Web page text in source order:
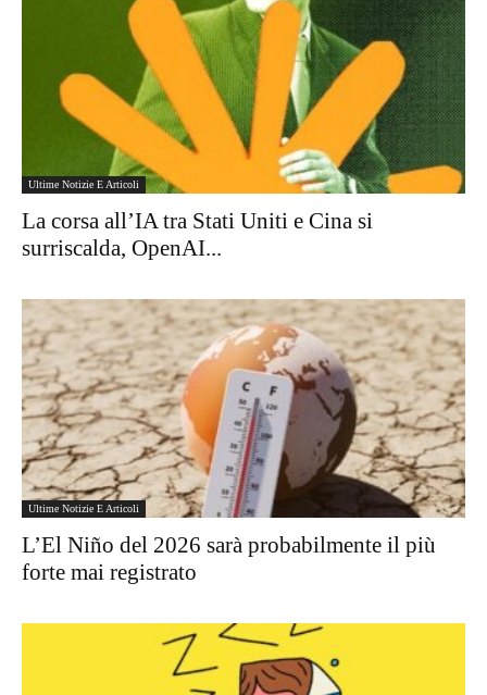
Ultime Notizie E Articoli
La corsa all’IA tra Stati Uniti e Cina si
surriscalda, OpenAI...
Ultime Notizie E Articoli
L’El Niño del 2026 sarà probabilmente il più
forte mai registrato